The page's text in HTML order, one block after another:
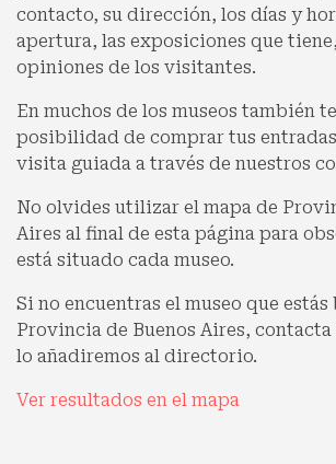
contacto, su dirección, los días y
apertura, las exposiciones que
opiniones de los visitantes.
En muchos de los museos también
posibilidad de comprar tus
visita guiada a través de nuestros
No olvides utilizar el mapa de
Aires al final de esta página para
está situado cada museo.
Si no encuentras el museo que estás
Provincia de Buenos Aires,
lo añadiremos al directorio.
Ver resultados en el mapa